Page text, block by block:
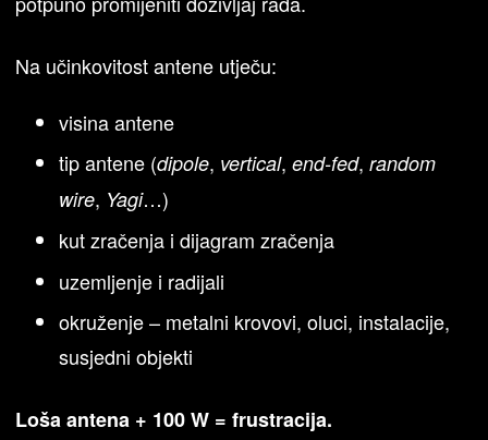
Na učinkovitost antene utječu:
visina antene
tip antene (dipole, vertical,end-fed,random
wire, Yagi…)
kut zračenja i dijagram zračenja
uzemljenje i radijali
okruženje – metalni krovovi, oluci, instalacije,
susjedni objekti
Loša antena + 100 W = frustracija.